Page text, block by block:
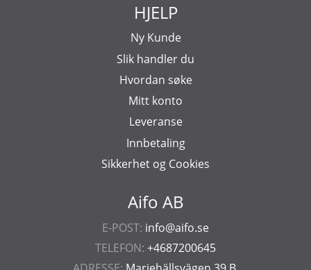
Aifo AB
E-POST: info@aifo.se
TELEFON: +4687200645
HJELP
Ny Kunde
Slik handler du
Hvordan søke
Mitt konto
Leveranse
Innbetaling
Sikkerhet og Cookies